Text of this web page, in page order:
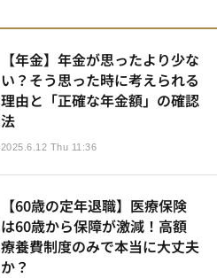
【年金】年金が思ったより少な
い？そう思った時に考えられる
理由と「正確な年金額」の確認
法
2025.6.12 Thu 11:36
【60歳の定年退職】医療保険
は60歳から保障が激減！高額
療養費制度のみで本当に大丈夫
か？